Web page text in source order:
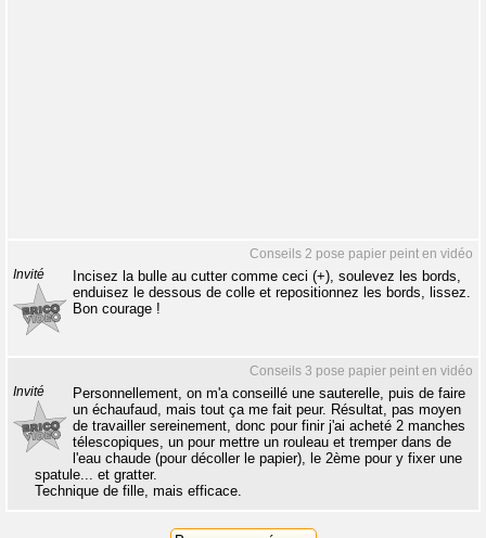
Conseils 2 pose papier peint en vidéo
Invité
Incisez la bulle au cutter comme ceci (+), soulevez les bords,
enduisez le dessous de colle et repositionnez les bords, lissez.
Bon courage !
Conseils 3 pose papier peint en vidéo
Invité
Personnellement, on m'a conseillé une sauterelle, puis de faire
un échaufaud, mais tout ça me fait peur. Résultat, pas moyen
de travailler sereinement, donc pour finir j'ai acheté 2 manches
télescopiques, un pour mettre un rouleau et tremper dans de
l'eau chaude (pour décoller le papier), le 2ème pour y fixer une
spatule... et gratter.
Technique de fille, mais efficace.